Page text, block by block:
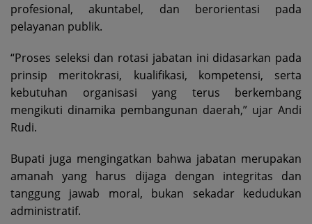
profesional, akuntabel, dan berorientasi pada
pelayanan publik.
“Proses seleksi dan rotasi jabatan ini didasarkan pada
prinsip meritokrasi, kualifikasi, kompetensi, serta
kebutuhan organisasi yang terus berkembang
mengikuti dinamika pembangunan daerah,” ujar Andi
Rudi.
Bupati juga mengingatkan bahwa jabatan merupakan
amanah yang harus dijaga dengan integritas dan
tanggung jawab moral, bukan sekadar kedudukan
administratif.